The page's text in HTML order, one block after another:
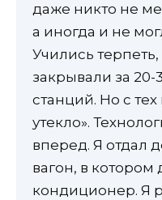
даже никто не
а иногда и не
Учились терпеть,
закрывали за
станций. Но с
утекло».
вперед. Я отдал
вагон, в котором
кондиционер. Я